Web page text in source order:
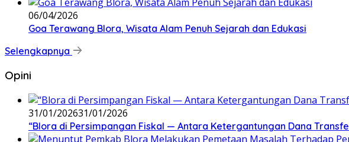
06/04/2026
Goa Terawang Blora, Wisata Alam Penuh Sejarah dan Edukasi
Selengkapnya
Opini
31/01/202631/01/2026
‎“Blora di Persimpangan Fiskal — Antara Ketergantungan Dana